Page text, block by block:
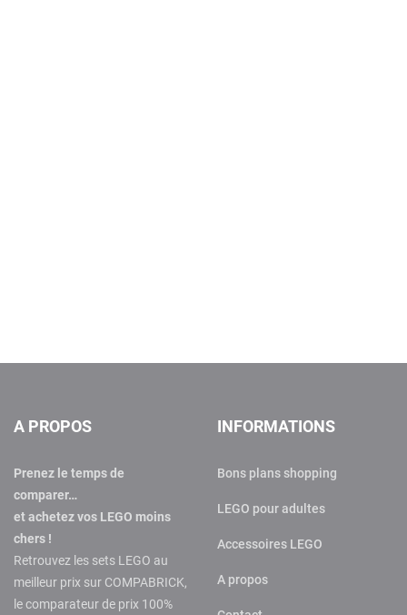
A PROPOS
Prenez le temps de
comparer…
et achetez vos LEGO moins
chers !
Retrouvez les sets LEGO au
meilleur prix sur COMPABRICK,
le comparateur de prix 100%
INFORMATIONS
Bons plans shopping
LEGO pour adultes
Accessoires LEGO
A propos